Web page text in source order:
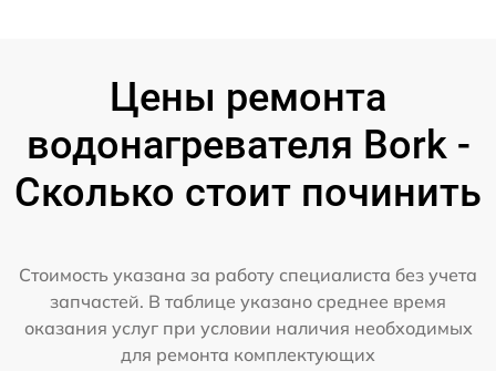
Цены ремонта
водонагревателя Bork -
Сколько стоит починить
Стоимость указана за работу специалиста без учета
запчастей. В таблице указано среднее время
оказания услуг при условии наличия необходимых
для ремонта комплектующих